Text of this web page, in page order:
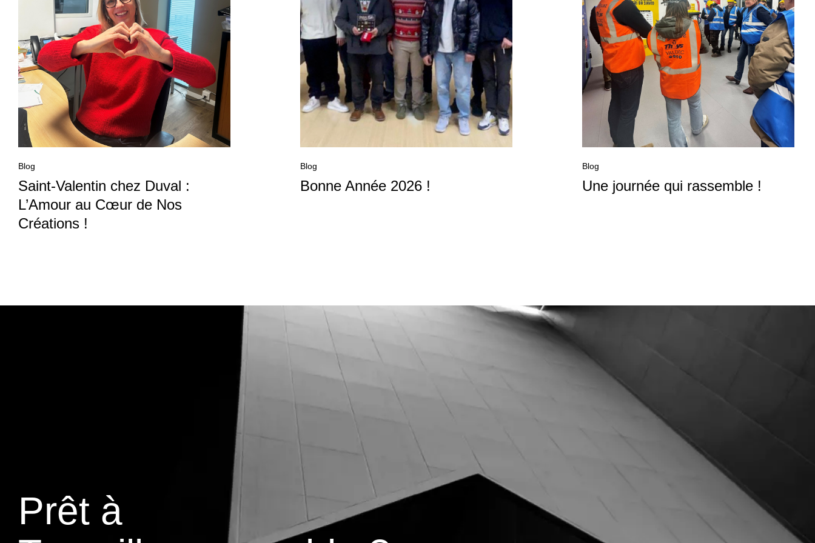
Blog
Saint-Valentin chez Duval :
L’Amour au Cœur de Nos
Créations !
Blog
Bonne Année 2026 !
Blog
Une journée qui rassemble !
Prêt à